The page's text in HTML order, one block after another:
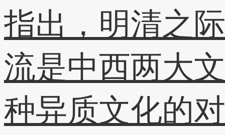
指出，明清之
流是中西两大
种异质文化的